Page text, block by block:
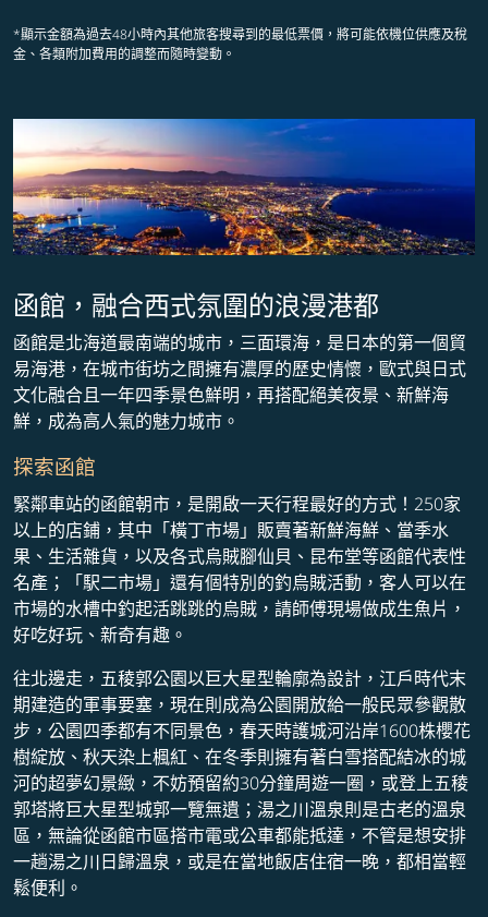
*顯示金額為過去48小時內其他旅客搜尋到的最低票價，將可能依機位供應及稅
金、各類附加費用的調整而隨時變動。
函館，融合西式氛圍的浪漫港都
函館是北海道最南端的城市，三面環海，是日本的第一個貿
易海港，在城市街坊之間擁有濃厚的歷史情懷，歐式與日式
文化融合且一年四季景色鮮明，再搭配絕美夜景、新鮮海
鮮，成為高人氣的魅力城市。
探索函館
緊鄰車站的函館朝市，是開啟一天行程最好的方式！250家
以上的店鋪，其中「橫丁市場」販賣著新鮮海鮮、當季水
果、生活雜貨，以及各式烏賊腳仙貝、昆布堂等函館代表性
名產；「駅二市場​」還有個特別的釣烏賊活動，客人可以在
市場的水槽中釣起活跳跳的烏賊，請師傅現場做成生魚片，
好吃好玩、新奇有趣。
往北邊走，五稜郭公園以巨大星型輪廓為設計，江戶時代末
期建造的軍事要塞​，現在則成為公園開放給一般民眾參觀散
步，公園四季都有不同景色，春天時護城河沿岸1600株櫻花
樹綻放、秋天染上楓紅、在冬季則擁有著白雪搭配結冰的城
河的超夢幻景緻，不妨預留約30分鐘周遊一圈，或登上五稜
郭塔將巨大星型城郭一覽無遺；湯之川溫泉則是古老的溫泉
區，無論從函館市區搭市電或公車都能抵達，不管是想安排
一趟湯之川日歸溫泉，或是在當地飯店住宿一晚，都相當輕
鬆便利。